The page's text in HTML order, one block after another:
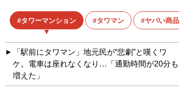
タワーマンション タワマン ヤバい商品
「駅前にタワマン」地元民が“悲劇”と嘆くワ
ケ。電車は座れなくなり…「通勤時間が20分も
増えた」